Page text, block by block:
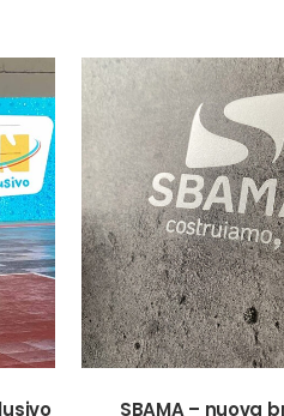
VIEW
SBAMA – nuova